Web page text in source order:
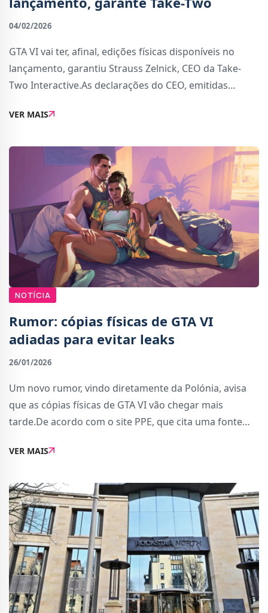
04/02/2026
GTA VI vai ter, afinal, edições físicas disponíveis no
lançamento, garantiu Strauss Zelnick, CEO da Take-
Two Interactive.As declarações do CEO, emitidas
editora, vêm contrariar um rumor ante
VER MAIS
NOTÍCIA
Rumor: cópias físicas de GTA VI
adiadas para evitar leaks
26/01/2026
Um novo rumor, vindo diretamente da Polónia, avisa
que as cópias físicas de GTA VI vão chegar mais
tarde.De acordo com o site PPE, que cita uma fonte
Microsoft Flight Simulator 2024 e a data de Son
VER MAIS